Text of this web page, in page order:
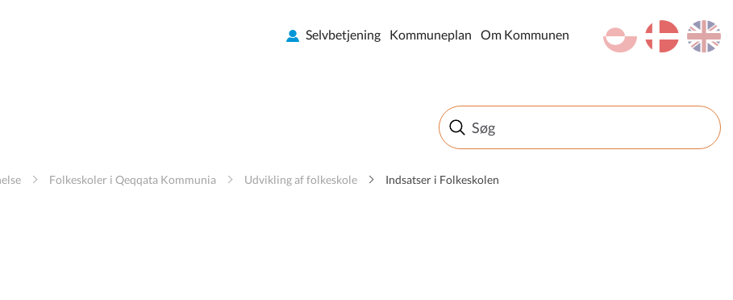
en
da
kl-GL
Selvbetjening Kommuneplan Om Kommunen
Folkeskoler i Qeqqata Kommunia Udvikling af folkeskole Indsatser i Folkeskolen